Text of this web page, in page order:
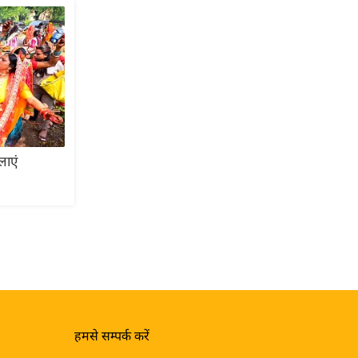
हमसे सम्पर्क करें